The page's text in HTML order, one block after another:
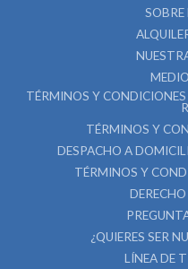
TÉRMINOS Y
TÉRMINOS Y
DESPACHO A
TÉRMINOS Y
¿QUIERES SER
LÍNEA DE